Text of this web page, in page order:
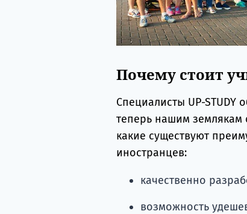
Почему стоит
Специалисты UP-
теперь нашим землякам
какие существуют
иностранцев:
качественно
возможность